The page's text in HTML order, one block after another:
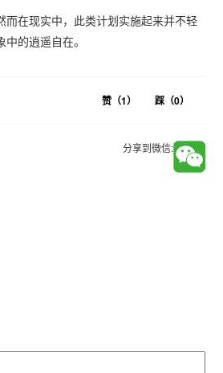
而在现实中，此类计划实施起来并不轻
的逍遥自在。
赞（1） 踩（0）
分享到微信: